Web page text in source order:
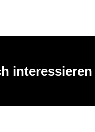
interessieren